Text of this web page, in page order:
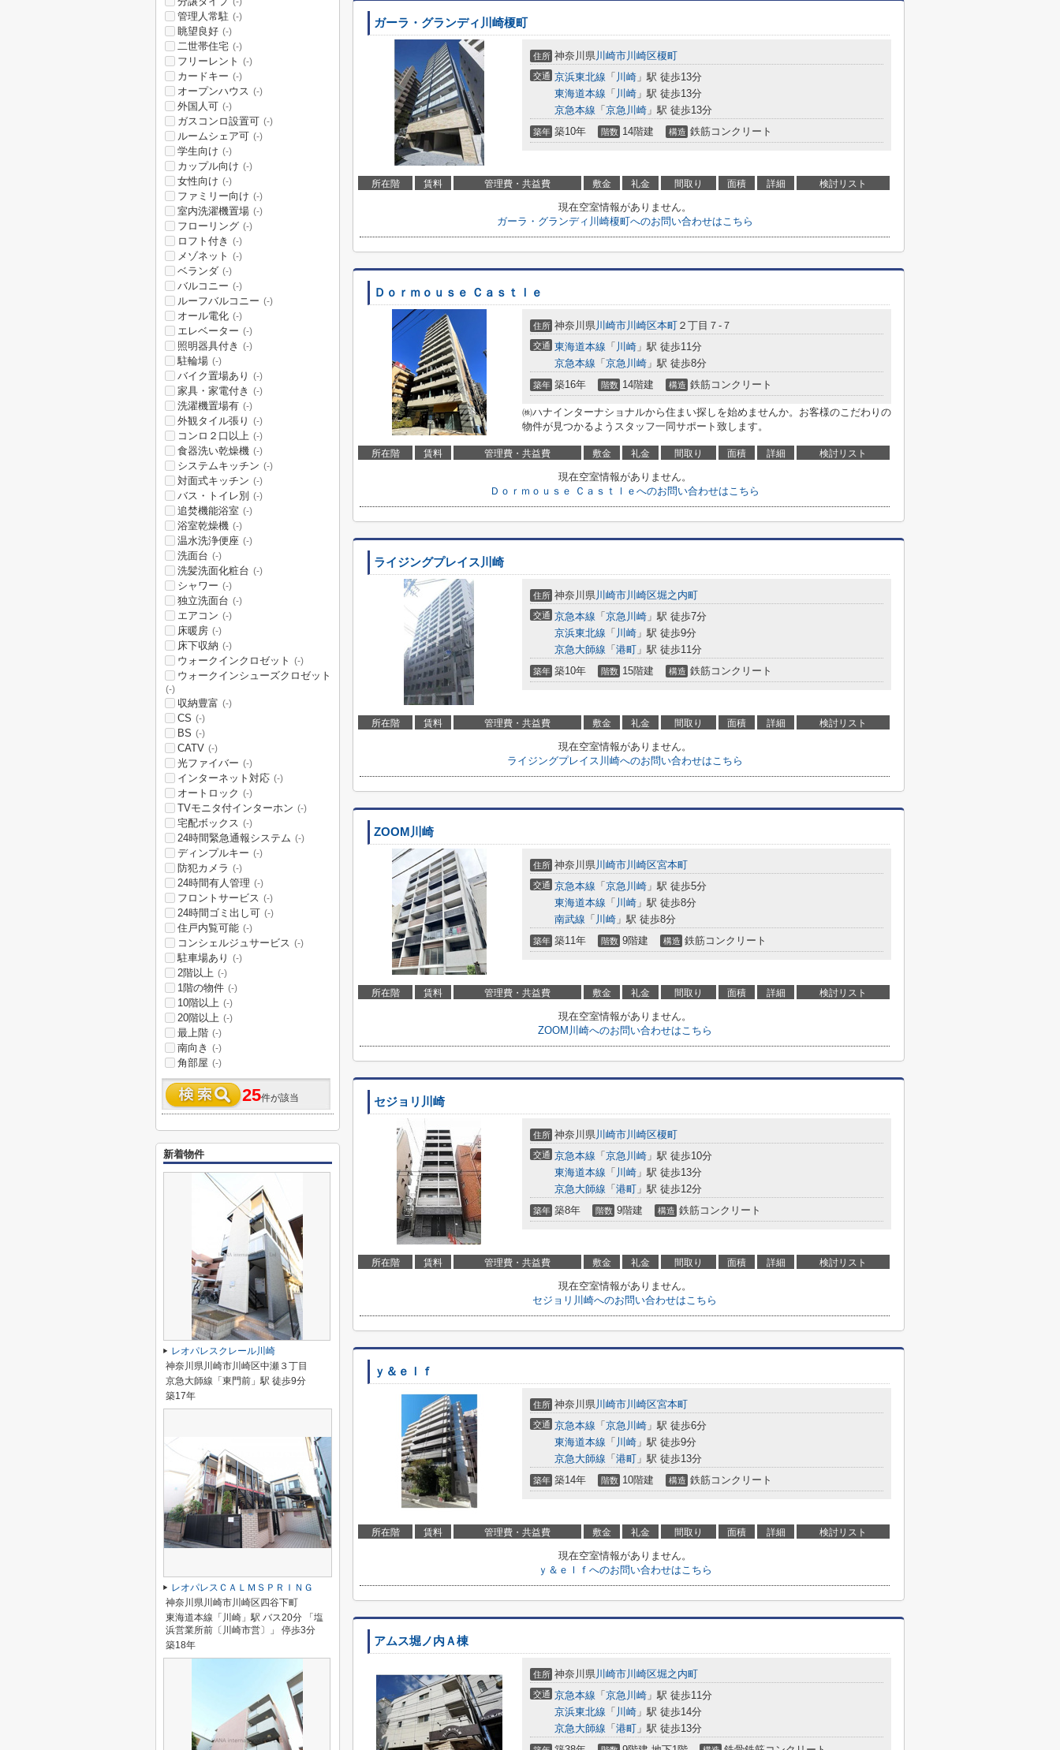
ガーラ・グランディ川崎榎町
住所 神奈川県川崎市川崎区榎町
交通 京浜東北線 「 川崎 」駅 徒歩13分
東海道本線 「 川崎 」駅 徒歩13分
京急本線 「 京急川崎 」駅 徒歩13分
築年 築10年 階数 14階建 構造 鉄筋コンクリート
所在階 賃料 管理費・共益費 敷金 礼金 間取り 面積 詳細 検討リスト
現在空室情報がありません。
ガーラ・グランディ川崎榎町へのお問い合わせはこちら
Ｄｏｒｍｏｕｓｅ Ｃａｓｔｌｅ
住所 神奈川県川崎市川崎区本町 ２丁目７-７
交通 東海道本線 「 川崎 」駅 徒歩11分
京急本線 「 京急川崎 」駅 徒歩8分
築年 築16年 階数 14階建 構造 鉄筋コンクリート
㈱ハナインターナショナルから住まい探しを始めませんか。お客様のこだわりの
物件が見つかるようスタッフ一同サポート致します。
所在階 賃料 管理費・共益費 敷金 礼金 間取り 面積 詳細 検討リスト
現在空室情報がありません。
Ｄｏｒｍｏｕｓｅ Ｃａｓｔｌｅへのお問い合わせはこちら
ライジングプレイス川崎
住所 神奈川県川崎市川崎区堀之内町
交通 京急本線 「 京急川崎 」駅 徒歩7分
京浜東北線 「 川崎 」駅 徒歩9分
京急大師線 「 港町 」駅 徒歩11分
築年 築10年 階数 15階建 構造 鉄筋コンクリート
所在階 賃料 管理費・共益費 敷金 礼金 間取り 面積 詳細 検討リスト
現在空室情報がありません。
ライジングプレイス川崎へのお問い合わせはこちら
ZOOM川崎
住所 神奈川県川崎市川崎区宮本町
交通 京急本線 「 京急川崎 」駅 徒歩5分
東海道本線 「 川崎 」駅 徒歩8分
南武線 「 川崎 」駅 徒歩8分
築年 築11年 階数 9階建 構造 鉄筋コンクリート
所在階 賃料 管理費・共益費 敷金 礼金 間取り 面積 詳細 検討リスト
現在空室情報がありません。
ZOOM川崎へのお問い合わせはこちら
セジョリ川崎
住所 神奈川県川崎市川崎区榎町
交通 京急本線 「 京急川崎 」駅 徒歩10分
東海道本線 「 川崎 」駅 徒歩13分
京急大師線 「 港町 」駅 徒歩12分
築年 築8年 階数 9階建 構造 鉄筋コンクリート
所在階 賃料 管理費・共益費 敷金 礼金 間取り 面積 詳細 検討リスト
現在空室情報がありません。
セジョリ川崎へのお問い合わせはこちら
ｙ＆ｅｌｆ
住所 神奈川県川崎市川崎区宮本町
交通 京急本線 「 京急川崎 」駅 徒歩6分
東海道本線 「 川崎 」駅 徒歩9分
京急大師線 「 港町 」駅 徒歩13分
築年 築14年 階数 10階建 構造 鉄筋コンクリート
所在階 賃料 管理費・共益費 敷金 礼金 間取り 面積 詳細 検討リスト
現在空室情報がありません。
ｙ＆ｅｌｆへのお問い合わせはこちら
アムス堀ノ内Ａ棟
住所 神奈川県川崎市川崎区堀之内町
交通 京急本線 「 京急川崎 」駅 徒歩11分
京浜東北線 「 川崎 」駅 徒歩14分
京急大師線 「 港町 」駅 徒歩13分
管理人常駐 (-)
眺望良好 (-)
二世帯住宅 (-)
フリーレント (-)
カードキー (-)
オープンハウス (-)
外国人可 (-)
ガスコンロ設置可 (-)
ルームシェア可 (-)
学生向け (-)
カップル向け (-)
女性向け (-)
ファミリー向け (-)
室内洗濯機置場 (-)
フローリング (-)
ロフト付き (-)
メゾネット (-)
ベランダ (-)
バルコニー (-)
ルーフバルコニー (-)
オール電化 (-)
エレベーター (-)
照明器具付き (-)
駐輪場 (-)
バイク置場あり (-)
家具・家電付き (-)
洗濯機置場有 (-)
外観タイル張り (-)
コンロ２口以上 (-)
食器洗い乾燥機 (-)
システムキッチン (-)
対面式キッチン (-)
バス・トイレ別 (-)
追焚機能浴室 (-)
浴室乾燥機 (-)
温水洗浄便座 (-)
洗面台 (-)
洗髪洗面化粧台 (-)
シャワー (-)
独立洗面台 (-)
エアコン (-)
床暖房 (-)
床下収納 (-)
ウォークインクロゼット (-)
ウォークインシューズクロゼット
(-)
収納豊富 (-)
CS (-)
BS (-)
CATV (-)
光ファイバー (-)
インターネット対応 (-)
オートロック (-)
TVモニタ付インターホン (-)
宅配ボックス (-)
24時間緊急通報システム (-)
ディンプルキー (-)
防犯カメラ (-)
24時間有人管理 (-)
フロントサービス (-)
24時間ゴミ出し可 (-)
住戸内覧可能 (-)
コンシェルジュサービス (-)
駐車場あり (-)
2階以上 (-)
1階の物件 (-)
10階以上 (-)
20階以上 (-)
最上階 (-)
南向き (-)
角部屋 (-)
25件が該当
新着物件
レオパレスクレール川崎
神奈川県川崎市川崎区中瀬３丁目
京急大師線「東門前」駅 徒歩9分
築17年
レオパレスＣＡＬＭＳＰＲＩＮＧ
神奈川県川崎市川崎区四谷下町
東海道本線「川崎」駅 バス20分 「塩
浜営業所前〔川崎市営〕」 停歩3分
築18年